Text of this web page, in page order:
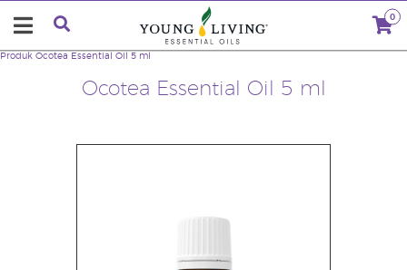
0
Ocotea Essential Oil 5 ml
Produk Ocotea Essential Oil 5 ml